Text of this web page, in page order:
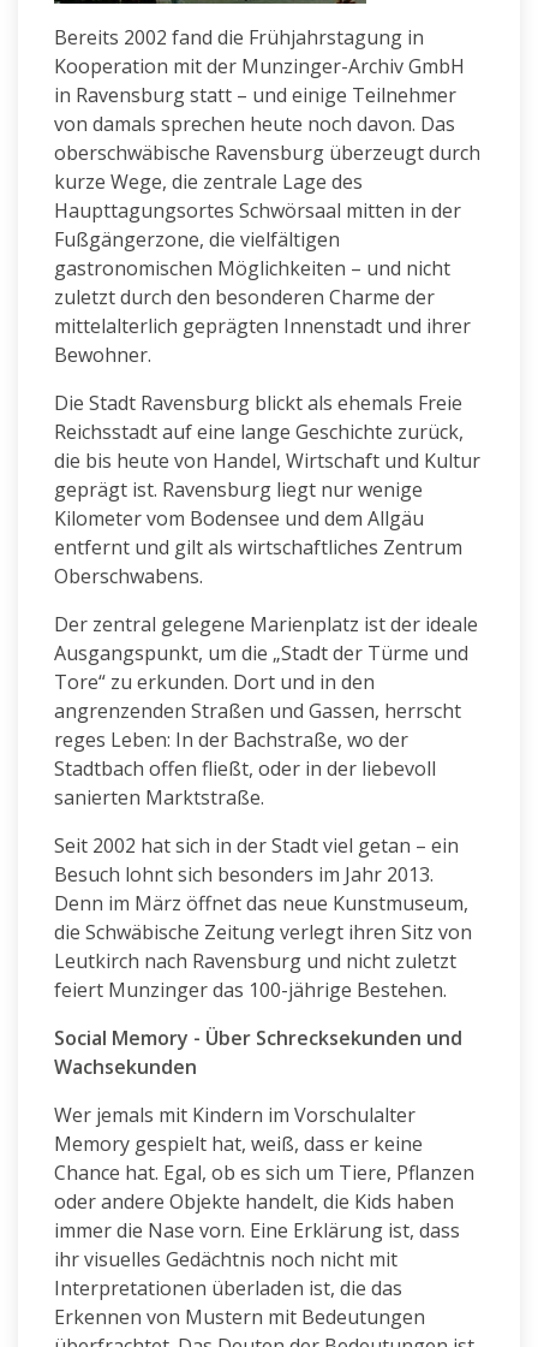
Bereits 2002 fand die Frühjahrstagung in
Kooperation mit der Munzinger-Archiv GmbH
in Ravensburg statt – und einige Teilnehmer
von damals sprechen heute noch davon. Das
oberschwäbische Ravensburg überzeugt durch
kurze Wege, die zentrale Lage des
Haupttagungsortes Schwörsaal mitten in der
Fußgängerzone, die vielfältigen
gastronomischen Möglichkeiten – und nicht
zuletzt durch den besonderen Charme der
mittelalterlich geprägten Innenstadt und ihrer
Bewohner.
Die Stadt Ravensburg blickt als ehemals Freie
Reichsstadt auf eine lange Geschichte zurück,
die bis heute von Handel, Wirtschaft und Kultur
geprägt ist. Ravensburg liegt nur wenige
Kilometer vom Bodensee und dem Allgäu
entfernt und gilt als wirtschaftliches Zentrum
Oberschwabens.
Der zentral gelegene Marienplatz ist der ideale
Ausgangspunkt, um die „Stadt der Türme und
Tore“ zu erkunden. Dort und in den
angrenzenden Straßen und Gassen, herrscht
reges Leben: In der Bachstraße, wo der
Stadtbach offen fließt, oder in der liebevoll
sanierten Marktstraße.
Seit 2002 hat sich in der Stadt viel getan – ein
Besuch lohnt sich besonders im Jahr 2013.
Denn im März öffnet das neue Kunstmuseum,
die Schwäbische Zeitung verlegt ihren Sitz von
Leutkirch nach Ravensburg und nicht zuletzt
feiert Munzinger das 100-jährige Bestehen.
Social Memory - Über Schrecksekunden und
Wachsekunden
Wer jemals mit Kindern im Vorschulalter
Memory gespielt hat, weiß, dass er keine
Chance hat. Egal, ob es sich um Tiere, Pflanzen
oder andere Objekte handelt, die Kids haben
immer die Nase vorn. Eine Erklärung ist, dass
ihr visuelles Gedächtnis noch nicht mit
Interpretationen überladen ist, die das
Erkennen von Mustern mit Bedeutungen